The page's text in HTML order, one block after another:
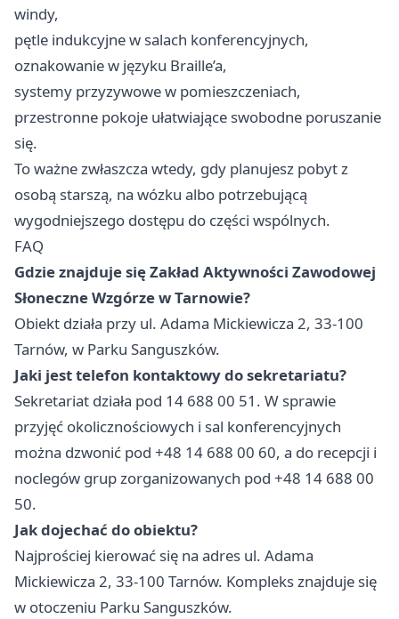
windy,
pętle indukcyjne w salach konferencyjnych,
oznakowanie w języku Braille’a,
systemy przyzywowe w pomieszczeniach,
przestronne pokoje ułatwiające swobodne poruszanie
się.
To ważne zwłaszcza wtedy, gdy planujesz pobyt z
osobą starszą, na wózku albo potrzebującą
wygodniejszego dostępu do części wspólnych.
FAQ
Gdzie znajduje się Zakład Aktywności Zawodowej
Słoneczne Wzgórze w Tarnowie?
Obiekt działa przy ul. Adama Mickiewicza 2, 33-100
Tarnów, w Parku Sanguszków.
Jaki jest telefon kontaktowy do sekretariatu?
Sekretariat działa pod 14 688 00 51. W sprawie
przyjęć okolicznościowych i sal konferencyjnych
można dzwonić pod +48 14 688 00 60, a do recepcji i
noclegów grup zorganizowanych pod +48 14 688 00
50.
Jak dojechać do obiektu?
Najprościej kierować się na adres ul. Adama
Mickiewicza 2, 33-100 Tarnów. Kompleks znajduje się
w otoczeniu Parku Sanguszków.